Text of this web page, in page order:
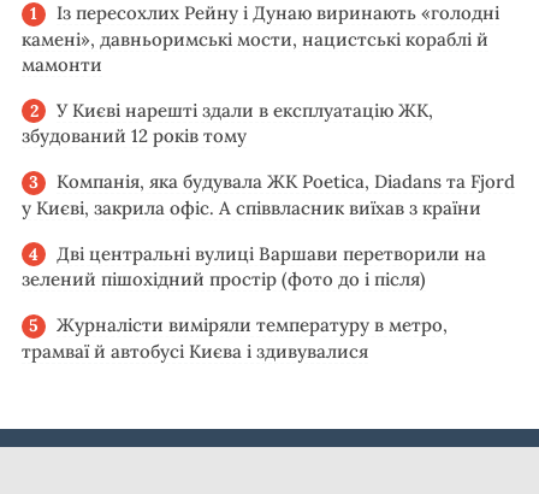
Із пересохлих Рейну і Дунаю виринають «голодні
камені», давньоримські мости, нацистські кораблі й
мамонти
У Києві нарешті здали в експлуатацію ЖК,
збудований 12 років тому
Компанія, яка будувала ЖК Poetica, Diadans та Fjord
у Києві, закрила офіс. А співвласник виїхав з країни
Дві центральні вулиці Варшави перетворили на
зелений пішохідний простір (фото до і після)
Журналісти виміряли температуру в метро,
трамваї й автобусі Києва і здивувалися